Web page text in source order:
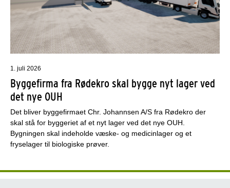
1. juli 2026
Byggefirma fra Rødekro skal bygge nyt lager ved
det nye OUH
Det bliver byggefirmaet Chr. Johannsen A/S fra Rødekro der
skal stå for byggeriet af et nyt lager ved det nye OUH.
Bygningen skal indeholde væske- og medicinlager og et
fryselager til biologiske prøver.